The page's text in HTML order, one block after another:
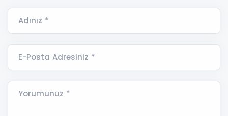
Adınız *
E-Posta Adresiniz *
Yorumunuz *